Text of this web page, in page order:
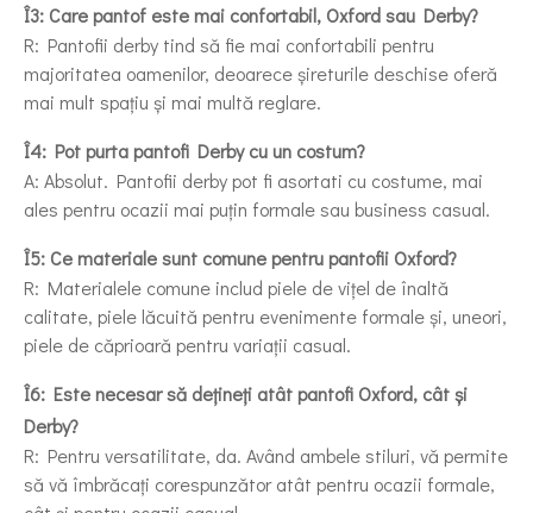
Î3: Care pantof este mai confortabil, Oxford sau Derby?
R: Pantofii derby tind să fie mai confortabili pentru
majoritatea oamenilor, deoarece șireturile deschise oferă
mai mult spațiu și mai multă reglare.
Î4: Pot purta pantofi Derby cu un costum?
A: Absolut. Pantofii derby pot fi asortati cu costume, mai
ales pentru ocazii mai puțin formale sau business casual.
Î5: Ce materiale sunt comune pentru pantofii Oxford?
R: Materialele comune includ piele de vițel de înaltă
calitate, piele lăcuită pentru evenimente formale și, uneori,
piele de căprioară pentru variații casual.
Î6: Este necesar să dețineți atât pantofi Oxford, cât și
Derby?
R: Pentru versatilitate, da. Având ambele stiluri, vă permite
să vă îmbrăcați corespunzător atât pentru ocazii formale,